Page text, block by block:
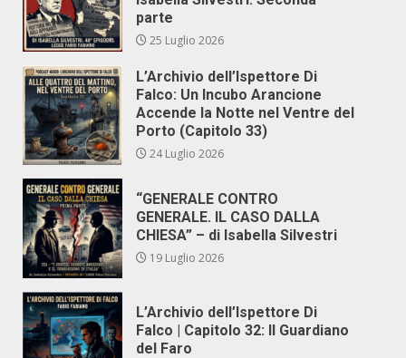
parte
25 Luglio 2026
L’Archivio dell’Ispettore Di
Falco: Un Incubo Arancione
Accende la Notte nel Ventre del
Porto (Capitolo 33)
24 Luglio 2026
“GENERALE CONTRO
GENERALE. IL CASO DALLA
CHIESA” – di Isabella Silvestri
19 Luglio 2026
L’Archivio dell’Ispettore Di
Falco | Capitolo 32: Il Guardiano
del Faro